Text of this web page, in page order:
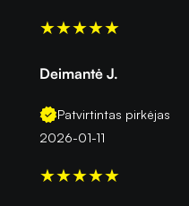
★★★★★
Deimantė J.
Patvirtintas pirkėjas
2026-01-11
★★★★★